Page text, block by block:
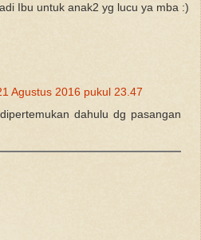
Ibu untuk anak2 yg lucu ya mba :)
Agustus 2016 pukul 23.47
dahulu dg pasangan